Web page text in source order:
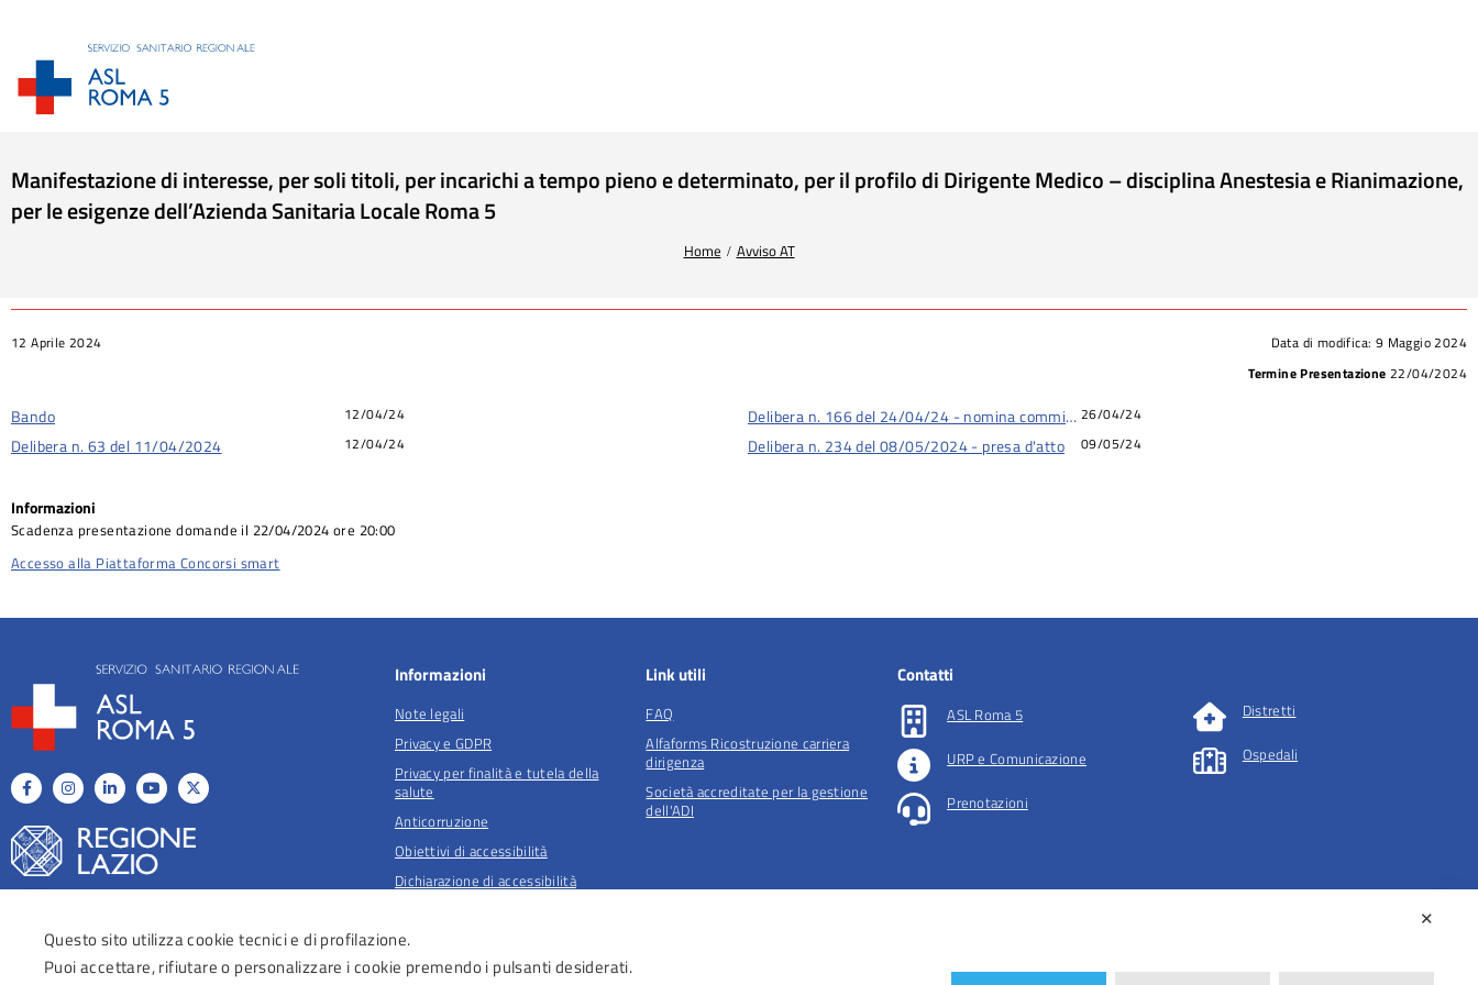
Manifestazione di interesse, per soli titoli, per incarichi a tempo pieno e determinato, per il profilo di Dirigente Medico – disciplina Anestesia e Rianimazione,
per le esigenze dell’Azienda Sanitaria Locale Roma 5
Home Avviso AT
Data di modifica: 9 Maggio 2024
12 Aprile 2024
Termine Presentazione 22/04/2024
Bando 12/04/24
Delibera n. 63 del 11/04/2024 12/04/24
Delibera n. 166 del 24/04/24 - nomina commissione26/04/24
Delibera n. 234 del 08/05/2024 - presa d'atto 09/05/24
Informazioni
Scadenza presentazione domande il 22/04/2024 ore 20:00
Accesso alla Piattaforma Concorsi smart
Informazioni
Note legali
Privacy e GDPR
Privacy per finalità e tutela della
salute
Anticorruzione
Obiettivi di accessibilità
Dichiarazione di accessibilità
Link utili
FAQ
Alfaforms Ricostruzione carriera
dirigenza
Società accreditate per la gestione
dell'ADI
Contatti
ASL Roma 5
URP e Comunicazione
Prenotazioni
Distretti
Ospedali
Area Riservata 2026 © Tutti i diritti riservati – ASL Roma 5
✕
Questo sito utilizza cookie tecnici e di profilazione.
Puoi accettare, rifiutare o personalizzare i cookie premendo i pulsanti desiderati.